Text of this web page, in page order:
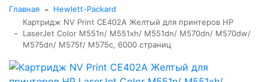
Главная - Hewlett-Packard
-
Картридж NV Print CE402A Желтый для принтеров HP
LaserJet Color M551n/ M551xh/ M551dn/ M570dn/ M570dw/
M575dn/ M575f/ M575c, 6000 страниц